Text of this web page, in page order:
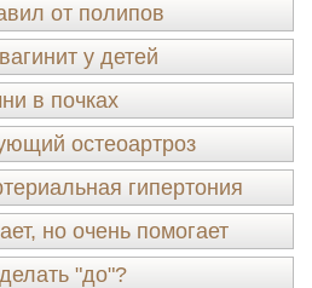
от полипов
у детей
в почках
остеоартроз
гипертония
но очень помогает
"до"?